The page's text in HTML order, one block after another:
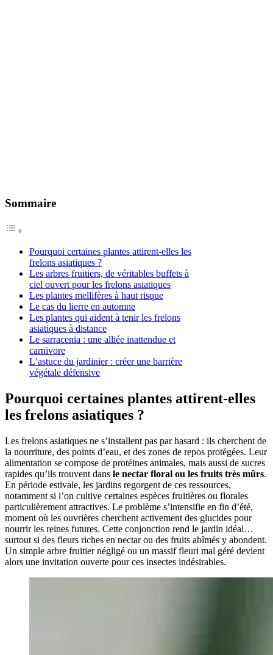
Sommaire
Pourquoi certaines plantes attirent-elles les
frelons asiatiques ?
Les arbres fruitiers, de véritables buffets à
ciel ouvert pour les frelons asiatiques
Les plantes mellifères à haut risque
Le cas du lierre en automne
Les plantes qui aident à tenir les frelons
asiatiques à distance
Le sarracenia : une alliée inattendue et
carnivore
L’astuce du jardinier : créer une barrière
végétale défensive
Pourquoi certaines plantes attirent-elles
les frelons asiatiques ?
Les frelons asiatiques ne s’installent pas par hasard : ils cherchent de
la nourriture, des points d’eau, et des zones de repos protégées. Leur
alimentation se compose de protéines animales, mais aussi de sucres
rapides qu’ils trouvent dans le nectar floral ou les fruits très mûrs.
En période estivale, les jardins regorgent de ces ressources,
notamment si l’on cultive certaines espèces fruitières ou florales
particulièrement attractives. Le problème s’intensifie en fin d’été,
moment où les ouvrières cherchent activement des glucides pour
nourrir les reines futures. Cette conjonction rend le jardin idéal…
surtout si des fleurs riches en nectar ou des fruits abîmés y abondent.
Un simple arbre fruitier négligé ou un massif fleuri mal géré devient
alors une invitation ouverte pour ces insectes indésirables.